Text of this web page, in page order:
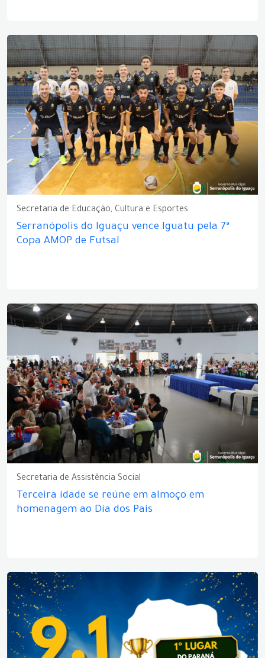
Secretaria de Educação, Cultura e Esportes
Serranópolis do Iguaçu vence Iguatu pela 7ª
Copa AMOP de Futsal
Secretaria de Assistência Social
Terceira idade se reúne em almoço em
homenagem ao Dia dos Pais